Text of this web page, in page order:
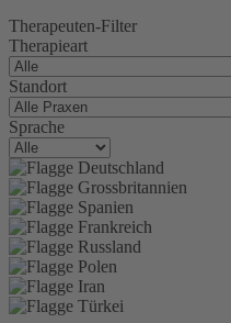
Therapeuten-Filter
Therapieart
Standort
Sprache